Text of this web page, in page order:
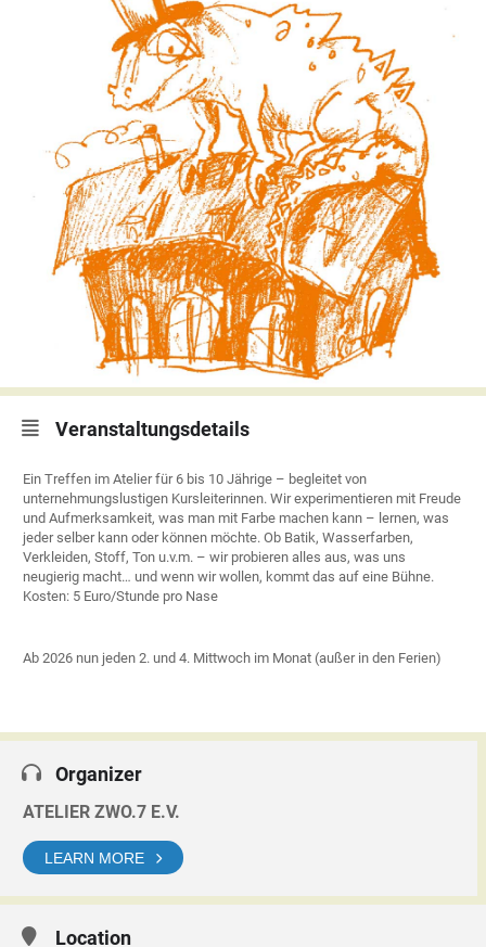
Veranstaltungsdetails
Ein Treffen im Atelier für 6 bis 10 Jährige – begleitet von
unternehmungslustigen Kursleiterinnen. Wir experimentieren mit Freude
und Aufmerksamkeit, was man mit Farbe machen kann – lernen, was
jeder selber kann oder können möchte. Ob Batik, Wasserfarben,
Verkleiden, Stoff, Ton u.v.m. – wir probieren alles aus, was uns
neugierig macht… und wenn wir wollen, kommt das auf eine Bühne.
Kosten: 5 Euro/Stunde pro Nase
Ab 2026 nun jeden 2. und 4. Mittwoch im Monat (außer in den Ferien)
Organizer
ATELIER ZWO.7 E.V.
LEARN MORE
Location